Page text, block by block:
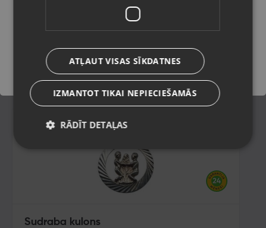
Stāvoklis Restaurēts (Garantija 24 mēneši)
26.00€
Sudraba kulons
Saglabāt
ATĻAUT VISAS SĪKDATNES
IZMANTOT TIKAI NEPIECIEŠAMĀS
RĀDĪT DETAĻAS